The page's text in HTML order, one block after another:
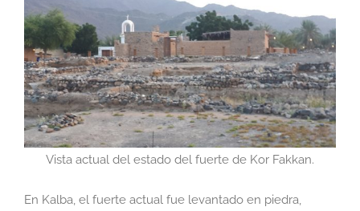
Vista actual del estado del fuerte de Kor Fakkan.
En Kalba, el fuerte actual fue levantado en piedra,